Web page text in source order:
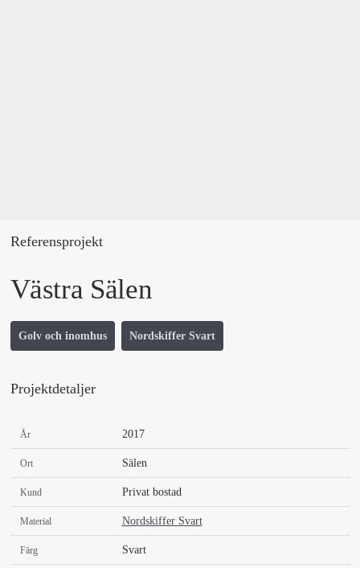
Referensprojekt
Västra Sälen
Golv och inomhus Nordskiffer Svart
Projektdetaljer
År 2017
Ort Sälen
Kund Privat bostad
Material Nordskiffer Svart
Färg Svart